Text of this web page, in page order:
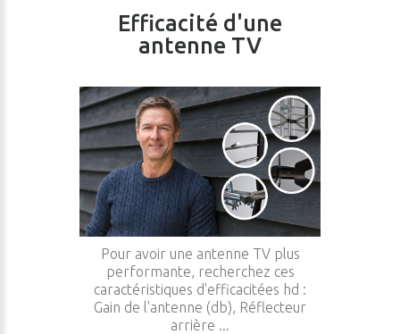
Efficacité d'une
antenne TV
Pour avoir une antenne TV plus
performante, recherchez ces
caractéristiques d'efficacitées hd :
Gain de l'antenne (db), Réflecteur
arrière ...